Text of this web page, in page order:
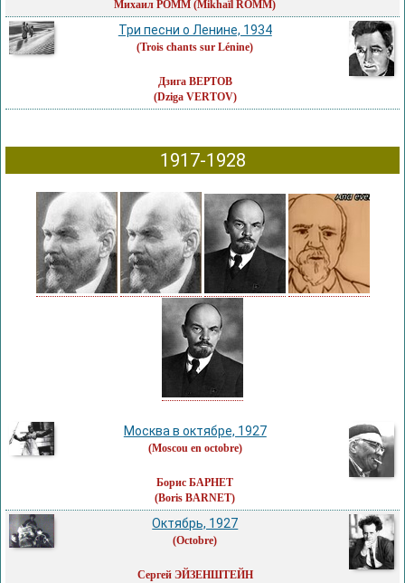
Михаил РОММ (Mikhaïl ROMM)
Три песни о Ленине, 1934
(Trois chants sur Lénine)
Дзига ВЕРТОВ
(Dziga VERTOV)
1917-1928
Москва в октябре, 1927
(Moscou en octobre)
Борис БАРНЕТ
(Boris BARNET)
Октябрь, 1927
(Octobre)
Сергей ЭЙЗЕНШТЕЙН